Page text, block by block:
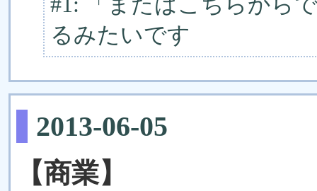
るみたいです
2013-06-05
【商業】